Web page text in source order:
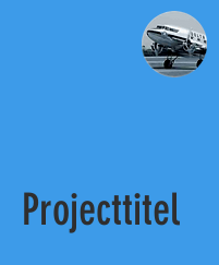
Projecttitel